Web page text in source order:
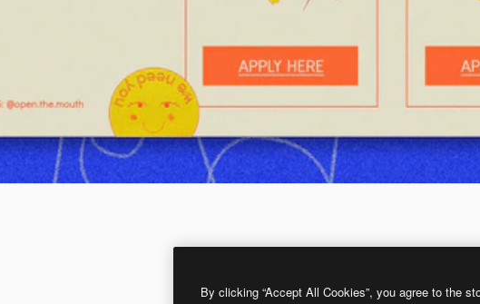
By clicking “Accept All Cookies”, you agree to the